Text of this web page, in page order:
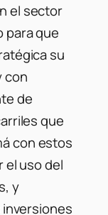
el sector
para que
su
con
de
que
con estos
el uso del
y